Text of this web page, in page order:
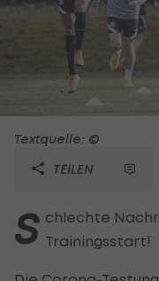
Textquelle: ©
TEILEN
S chlechte
Trainingsstart!